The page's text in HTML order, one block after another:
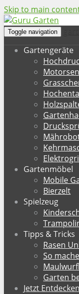
Skip to main
Toggle navigation
Gartengeräte
Gartenmöbel
Mobile
Bierzelt
Spielzeug
Tipps & Tricks
Rasen
So
Garten
Jetzt Entdecken